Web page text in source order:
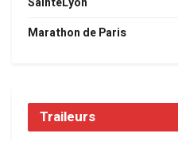
Marathon de Paris
Traileurs